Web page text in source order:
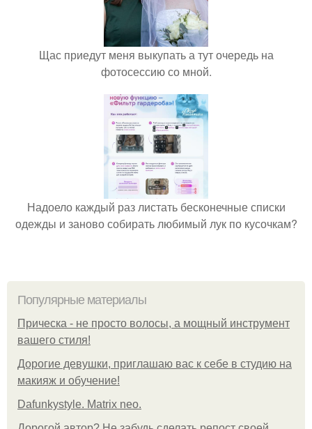
Щас приедут меня выкупать а тут очередь на
фотосессию со мной.
Надоело каждый раз листать бесконечные списки
одежды и заново собирать любимый лук по кусочкам?
Популярные материалы
Прическа - не просто волосы, а мощный инструмент
вашего стиля!
Дорогие девушки, приглашаю вас к себе в студию на
макияж и обучение!
Dafunkystyle. Matrix neo.